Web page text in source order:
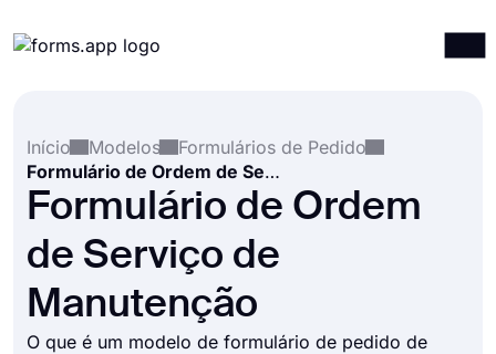
Integrações
Modelos
Recursos
Início
Modelos
Formulários de Pedido
Formulário de Ordem de Serviço de Manutenção
Formulário de Ordem
de Serviço de
Manutenção
O que é um modelo de formulário de pedido de